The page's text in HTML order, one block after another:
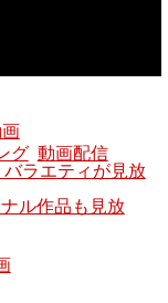
グ 動画配信
ラエティが見放
ル作品も見放